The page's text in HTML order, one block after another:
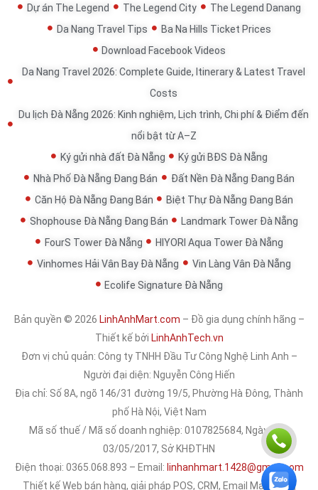
Dự án The Legend
The Legend City
The Legend Danang
Da Nang Travel Tips
Ba Na Hills Ticket Prices
Download Facebook Videos
Da Nang Travel 2026: Complete Guide, Itinerary & Latest Travel
Costs
Du lịch Đà Nẵng 2026: Kinh nghiệm, Lịch trình, Chi phí & Điểm đến
nổi bật từ A–Z
Ký gửi nhà đất Đà Nẵng
Ký gửi BĐS Đà Nẵng
Nhà Phố Đà Nẵng Đang Bán
Đất Nền Đà Nẵng Đang Bán
Căn Hộ Đà Nẵng Đang Bán
Biệt Thự Đà Nẵng Đang Bán
Shophouse Đà Nẵng Đang Bán
Landmark Tower Đà Nẵng
FourS Tower Đà Nẵng
HIYORI Aqua Tower Đà Nẵng
Vinhomes Hải Vân Bay Đà Nẵng
Vin Làng Vân Đà Nẵng
Ecolife Signature Đà Nẵng
Bản quyền © 2026 LinhAnhMart.com – Đồ gia dụng chính hãng –
Thiết kế bởi LinhAnhTech.vn
Đơn vị chủ quản: Công ty TNHH Đầu Tư Công Nghệ Linh Anh –
Người đại diện: Nguyễn Công Hiến
Địa chỉ: Số 8A, ngõ 146/31 đường 19/5, Phường Hà Đông, Thành
phố Hà Nội, Việt Nam
Mã số thuế / Mã số doanh nghiệp: 0107825684, Ngày cấp:
03/05/2017, Sở KHĐTHN
Điện thoại: 0365.068.893 – Email: linhanhmart.1428@gmail.com
Thiết kế Web bán hàng, giải pháp POS, CRM, Email Marketing